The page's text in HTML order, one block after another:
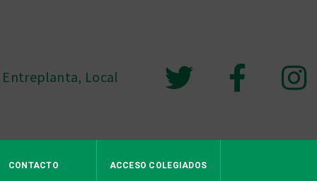
Local
CONTACTO ACCESO COLEGIADOS